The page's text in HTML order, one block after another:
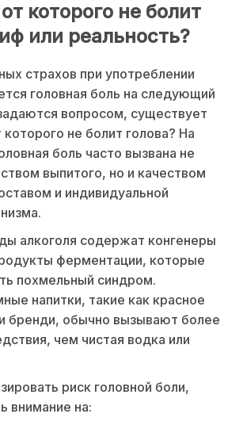
которого не болит
или реальность?
страхов при употреблении
головная боль на следующий
вопросом, существует
которого не болит голова? На
боль часто вызвана не
выпитого, но и качеством
и индивидуальной
алкоголя содержат конгенеры
ферментации, которые
похмельный синдром.
напитки, такие как красное
бренди, обычно вызывают более
чем чистая водка или
риск головной боли,
внимание на: